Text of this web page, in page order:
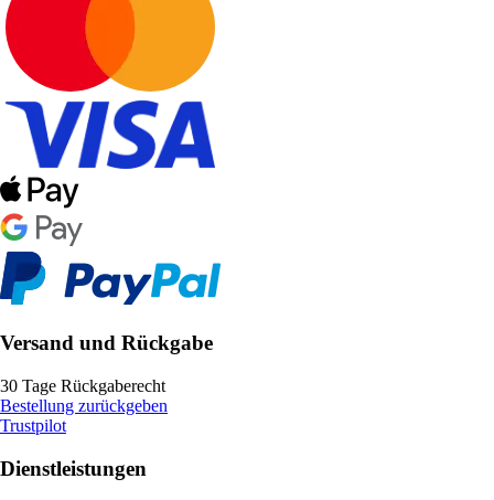
Versand und Rückgabe
30 Tage Rückgaberecht
Bestellung zurückgeben
Trustpilot
Dienstleistungen